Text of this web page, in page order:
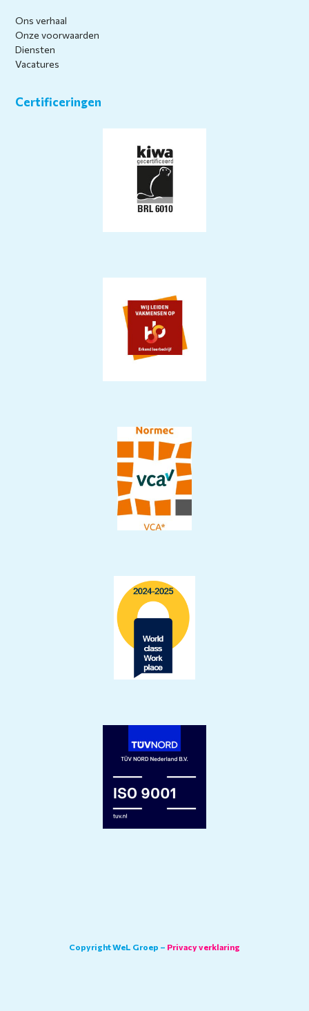
Ons verhaal
Onze voorwaarden
Diensten
Vacatures
Certificeringen
Copyright WeL Groep – Privacy verklaring